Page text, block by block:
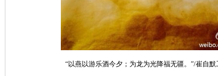
“以燕以游乐酒今夕；为龙为光降福无疆。”/崔自